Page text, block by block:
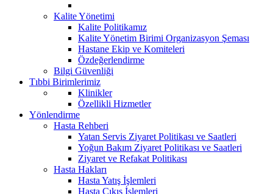
Kalite Yönetimi
Kalite Politikamız
Kalite Yönetim Birimi Organizasyon Şeması
Hastane Ekip ve Komiteleri
Özdeğerlendirme
Bilgi Güvenliği
Tıbbi Birimlerimiz
Klinikler
Özellikli Hizmetler
Yönlendirme
Hasta Rehberi
Yatan Servis Ziyaret Politikası ve Saatleri
Yoğun Bakım Ziyaret Politikası ve Saatleri
Ziyaret ve Refakat Politikası
Hasta Hakları
Hasta Yatış İşlemleri
Hasta Çıkış İşlemleri